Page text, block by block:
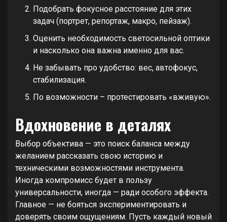
Подобрать фокусное расстояние для этих
задач (портрет, репортаж, макро, пейзаж).
Оценить необходимость светосильной оптики
и насколько она важна именно для вас.
Не забывать про удобство: вес, автофокус,
стабилизация.
По возможности – протестировать «вживую».
Вдохновение в деталях
Выбор объектива — это поиск баланса между
желанием рассказать свою историю и
техническими возможностями инструмента.
Иногда компромисс будет в пользу
универсальности, иногда — ради особого эффекта.
Главное — не бояться экспериментировать и
доверять своим ощущениям. Пусть каждый новый